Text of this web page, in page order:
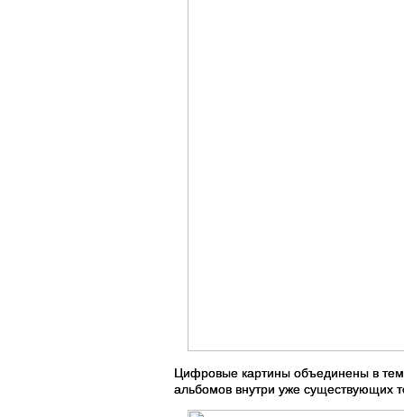
Цифровые картины объединены в
альбомов внутри уже существующих